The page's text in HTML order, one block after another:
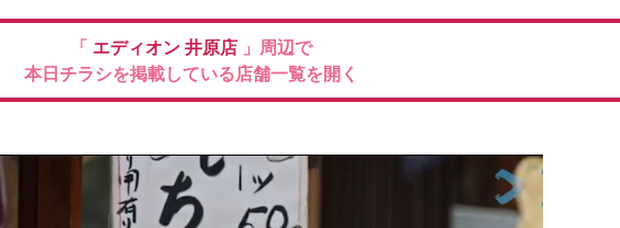
「 エディオン 井原店 」周辺で
本日チラシを掲載している店舗一覧を開く